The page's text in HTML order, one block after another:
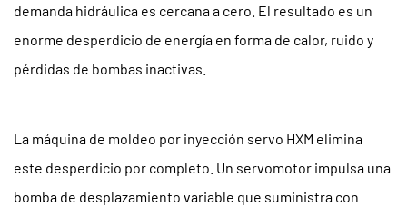
una
calidad
constante
piezas
2.1
Aplicaciones
demanda hidráulica es cercana a cero. El resultado es un
enorme desperdicio de energía en forma de calor, ruido y
pérdidas de bombas inactivas.
La máquina de moldeo por inyección servo HXM elimina
este desperdicio por completo. Un servomotor impulsa una
bomba de desplazamiento variable que suministra con